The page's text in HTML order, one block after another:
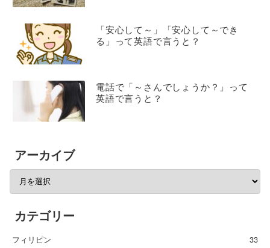
「安心して～」「安心して～でき
る」って英語で言うと？
電話で「～さんでしょうか？」って
英語で言うと？
アーカイブ
カテゴリー
フィリピン
33